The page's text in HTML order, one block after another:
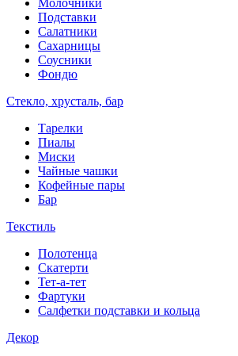
Подставки
Салатники
Сахарницы
Соусники
Фондю
Стекло, хрусталь, бар
Тарелки
Пиалы
Миски
Чайные чашки
Кофейные пары
Бар
Текстиль
Полотенца
Скатерти
Тет-а-тет
Фартуки
Салфетки подставки и кольца
Декор